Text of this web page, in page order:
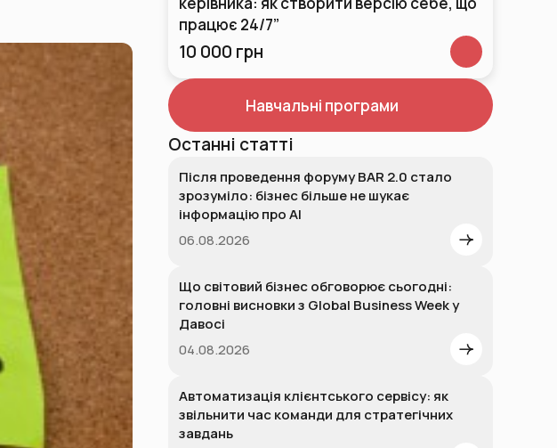
працює 24/7”
10 000 грн
Навчальні програми
Останні статті
Після проведення форуму BAR 2.0 стало
зрозуміло: бізнес більше не шукає
інформацію про AI
06.08.2026
Що світовий бізнес обговорює сьогодні:
головні висновки з Global Business Week у
Давосі
04.08.2026
Автоматизація клієнтського сервісу: як
звільнити час команди для стратегічних
завдань